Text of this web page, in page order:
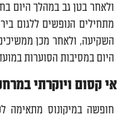
ולאחר בטן גב במהלך היום
מתחילים הנופשים ללגום
השקיעה, ולאחר מכן
היום במסיבות הסוערות
אי קסום ויוקרתי
חופשה במיקונוס מתאימה